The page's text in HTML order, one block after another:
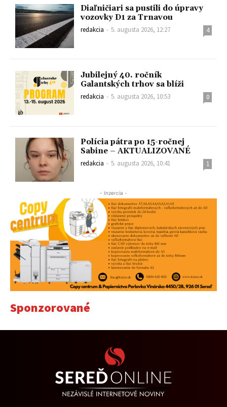
Diaľničiari sa pustili do úpravy
vozovky D1 za Trnavou
redakcia - 5. augusta 2026, 12:27 4
Jubilejný 40. ročník
Galantských trhov sa blíži
redakcia - 5. augusta 2026, 10:53 0
Polícia pátra po 15-ročnej
Sabine – AKTUALIZOVANÉ
redakcia - 5. augusta 2026, 10:41 1
- Inzercia -
Sponzorované